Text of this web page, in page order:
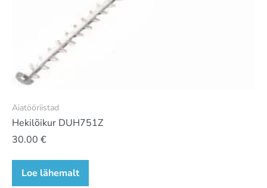
Aiatööriistad
Hekilõikur DUH751Z
30.00 €
Loe lähemalt